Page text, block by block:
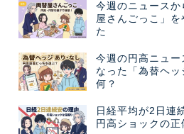
今週のニュースか
屋さんごっこ」を
た
今週の円高ニュー
なった「為替ヘッ
何？
日経平均が2日連
円高ショックの正